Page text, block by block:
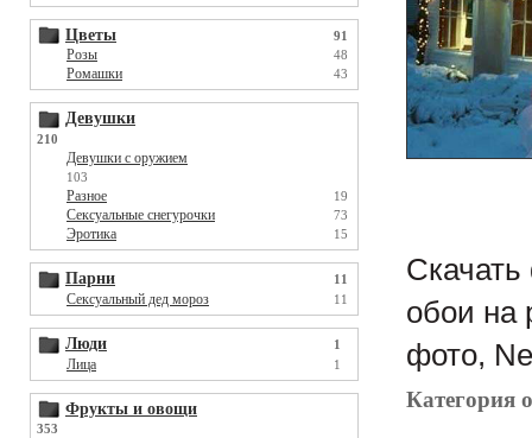
Цветы 91
Розы 48
Ромашки 43
Девушки
210
Девушки с оружием
103
Разное 19
Сексуальные снегурочки 73
Эротика 15
Парни 11
Сексуальный дед мороз 11
Люди 1
Лица 1
Фрукты и овощи
353
Скачать
обои на
фото,
Категория